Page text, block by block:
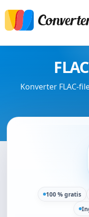
Konverter FLAC-
100 % gratis